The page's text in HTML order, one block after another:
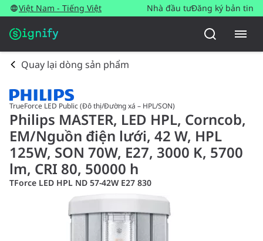
Việt Nam - Tiếng Việt Nhà đầu tưĐăng ký bản tin
Quay lại dòng sản phẩm
TrueForce LED Public (Đô thị/Đường xá – HPL/SON)
Philips MASTER, LED HPL, Corncob,
EM/Nguồn điện lưới, 42 W, HPL
125W, SON 70W, E27, 3000 K, 5700
lm, CRI 80, 50000 h
TForce LED HPL ND 57-42W E27 830